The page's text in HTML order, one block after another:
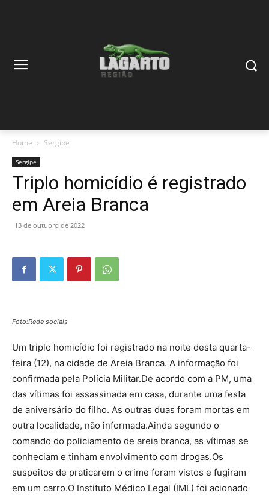
Home Sergipe
Sergipe
Triplo homicídio é registrado
em Areia Branca
13 de outubro de 2022
Foto:Rede sociais
Um triplo homicídio foi registrado na noite desta quarta-
feira (12), na cidade de Areia Branca. A informação foi
confirmada pela Polícia Militar.De acordo com a PM, uma
das vítimas foi assassinada em casa, durante uma festa
de aniversário do filho. As outras duas foram mortas em
outra localidade, não informada.Ainda segundo o
comando do policiamento de areia branca, as vítimas se
conheciam e tinham envolvimento com drogas.Os
suspeitos de praticarem o crime foram vistos e fugiram
em um carro.O Instituto Médico Legal (IML) foi acionado